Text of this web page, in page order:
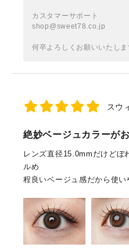
カスタマーサポート
shop@sweet78.co.jp
何卒よろしくお願いいたしま
スウ
絶妙ベージュカラーが
レンズ直径15.0mmだけどぼ
ルめ
程良いベージュ感だから使い